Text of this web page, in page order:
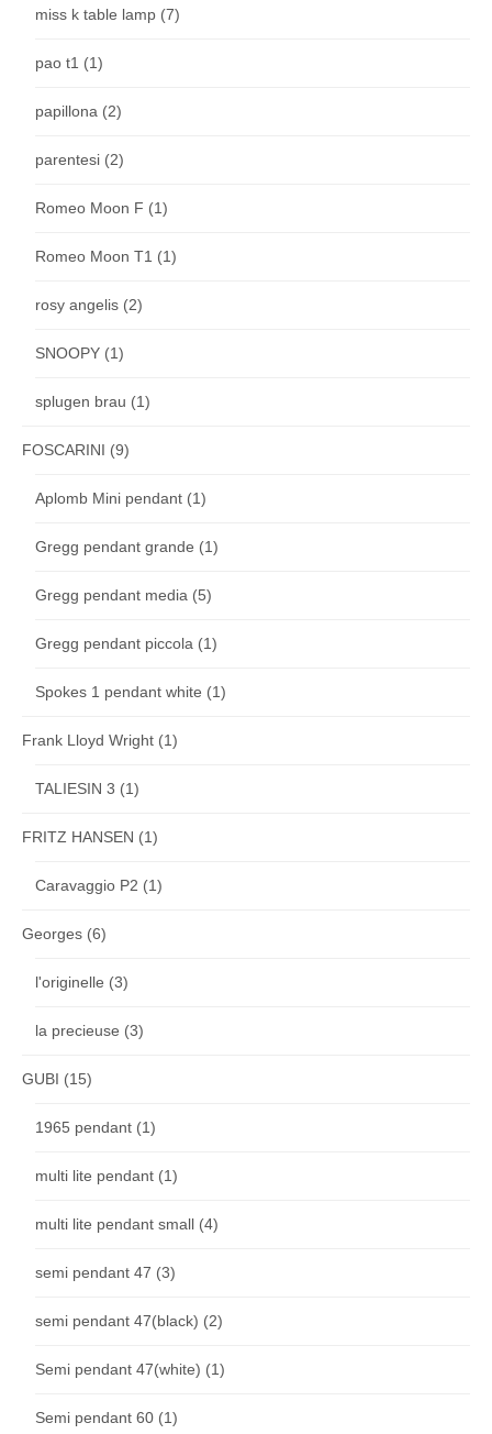
miss k table lamp (7)
pao t1 (1)
papillona (2)
parentesi (2)
Romeo Moon F (1)
Romeo Moon T1 (1)
rosy angelis (2)
SNOOPY (1)
splugen brau (1)
FOSCARINI (9)
Aplomb Mini pendant (1)
Gregg pendant grande (1)
Gregg pendant media (5)
Gregg pendant piccola (1)
Spokes 1 pendant white (1)
Frank Lloyd Wright (1)
TALIESIN 3 (1)
FRITZ HANSEN (1)
Caravaggio P2 (1)
Georges (6)
l'originelle (3)
la precieuse (3)
GUBI (15)
1965 pendant (1)
multi lite pendant (1)
multi lite pendant small (4)
semi pendant 47 (3)
semi pendant 47(black) (2)
Semi pendant 47(white) (1)
Semi pendant 60 (1)